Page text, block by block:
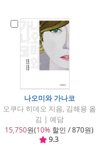
나오미와 가나코
오쿠다 히데오 지음, 김해용 옮
김 | 예담
15,750원(10% 할인 / 870원)
9.3